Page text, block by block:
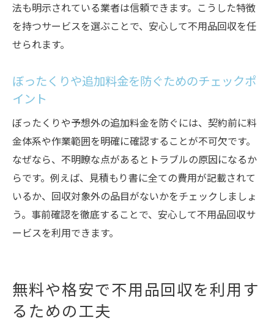
法も明示されている業者は信頼できます。こうした特徴
を持つサービスを選ぶことで、安心して不用品回収を任
せられます。
ぼったくりや追加料金を防ぐためのチェックポ
イント
ぼったくりや予想外の追加料金を防ぐには、契約前に料
金体系や作業範囲を明確に確認することが不可欠です。
なぜなら、不明瞭な点があるとトラブルの原因になるか
らです。例えば、見積もり書に全ての費用が記載されて
いるか、回収対象外の品目がないかをチェックしましょ
う。事前確認を徹底することで、安心して不用品回収サ
ービスを利用できます。
無料や格安で不用品回収を利用す
るための工夫